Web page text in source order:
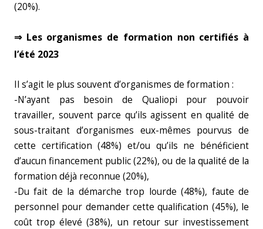
(20%).
⇒ Les organismes de formation non certifiés à
l’été 2023
Il s’agit le plus souvent d’organismes de formation :
-N’ayant pas besoin de Qualiopi pour pouvoir
travailler, souvent parce qu’ils agissent en qualité de
sous-traitant d’organismes eux-mêmes pourvus de
cette certification (48%) et/ou qu’ils ne bénéficient
d’aucun financement public (22%), ou de la qualité de la
formation déjà reconnue (20%),
-Du fait de la démarche trop lourde (48%), faute de
personnel pour demander cette qualification (45%), le
coût trop élevé (38%), un retour sur investissement